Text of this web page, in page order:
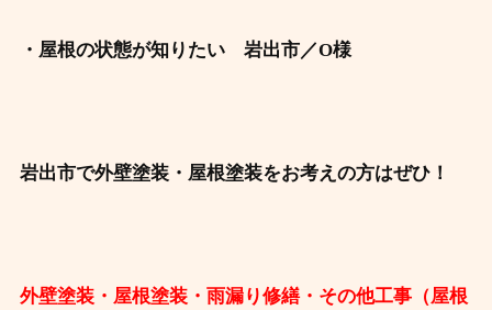
・屋根の状態が知りたい 岩出市／O様
岩出市で外壁塗装・屋根塗装をお考えの方はぜひ！
外壁塗装・屋根塗装・雨漏り修繕・その他工事（屋根